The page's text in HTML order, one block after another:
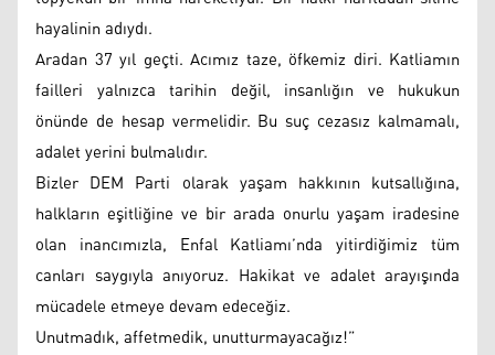
hayalinin adıydı.
Aradan 37 yıl geçti. Acımız taze, öfkemiz diri. Katliamın
failleri yalnızca tarihin değil, insanlığın ve hukukun
önünde de hesap vermelidir. Bu suç cezasız kalmamalı,
adalet yerini bulmalıdır.
Bizler DEM Parti olarak yaşam hakkının kutsallığına,
halkların eşitliğine ve bir arada onurlu yaşam iradesine
olan inancımızla, Enfal Katliamı’nda yitirdiğimiz tüm
canları saygıyla anıyoruz. Hakikat ve adalet arayışında
mücadele etmeye devam edeceğiz.
Unutmadık, affetmedik, unutturmayacağız!”